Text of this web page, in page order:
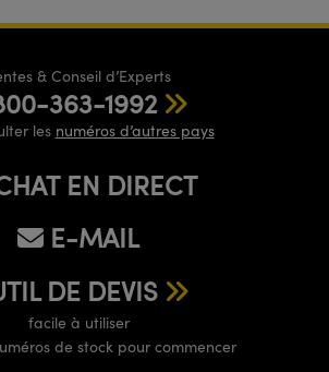
& Conseil d’Experts
363-1992
les numéros d’autres pays
EN DIRECT
E-MAIL
DE DEVIS
facile à utiliser
de stock pour commencer